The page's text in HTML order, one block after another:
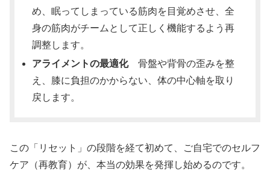
め、眠ってしまっている筋肉を目覚めさせ、全
身の筋肉がチームとして正しく機能するよう再
調整します。
アライメントの最適化骨盤や背骨の歪みを整
え、膝に負担のかからない、体の中心軸を取り
戻します。
この「リセット」の段階を経て初めて、ご自宅でのセルフ
ケア（再教育）が、本当の効果を発揮し始めるのです。